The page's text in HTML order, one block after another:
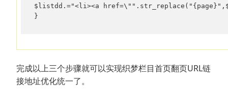
$listdd.="<li><a
}
完成以上三个步骤就可以实现织梦栏目首页翻页URL链
接地址优化统一了。